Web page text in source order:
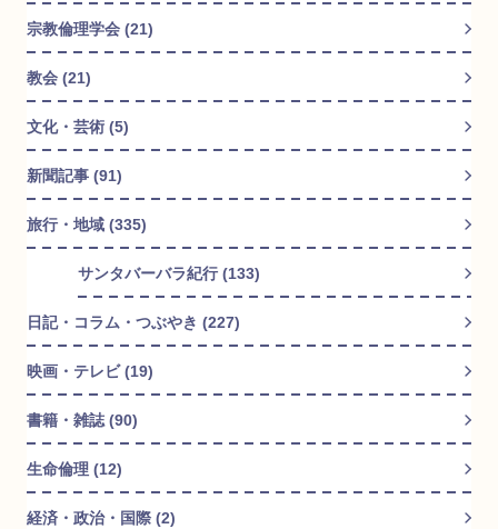
宗教倫理学会 (21)
教会 (21)
文化・芸術 (5)
新聞記事 (91)
旅行・地域 (335)
サンタバーバラ紀行 (133)
日記・コラム・つぶやき (227)
映画・テレビ (19)
書籍・雑誌 (90)
生命倫理 (12)
経済・政治・国際 (2)